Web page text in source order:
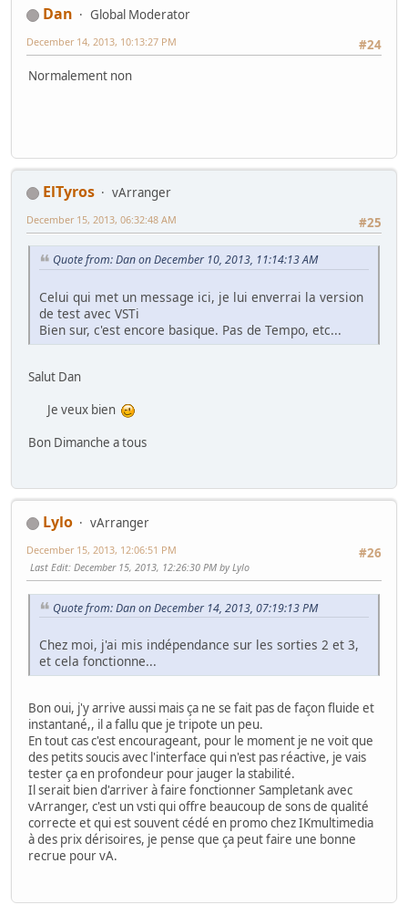
Dan
Global Moderator
#24
December 14, 2013, 10:13:27 PM
Normalement non
ElTyros
vArranger
#25
December 15, 2013, 06:32:48 AM
Quote from: Dan on December 10, 2013, 11:14:13 AM
Celui qui met un message ici, je lui enverrai la version
de test avec VSTi
Bien sur, c'est encore basique. Pas de Tempo, etc...
Salut Dan
Je veux bien
Bon Dimanche a tous
Lylo
vArranger
#26
December 15, 2013, 12:06:51 PM
Last Edit: December 15, 2013, 12:26:30 PM by Lylo
Quote from: Dan on December 14, 2013, 07:19:13 PM
Chez moi, j'ai mis indépendance sur les sorties 2 et 3,
et cela fonctionne...
Bon oui, j'y arrive aussi mais ça ne se fait pas de façon fluide et
instantané,, il a fallu que je tripote un peu.
En tout cas c'est encourageant, pour le moment je ne voit que
des petits soucis avec l'interface qui n'est pas réactive, je vais
tester ça en profondeur pour jauger la stabilité.
Il serait bien d'arriver à faire fonctionner Sampletank avec
vArranger, c'est un vsti qui offre beaucoup de sons de qualité
correcte et qui est souvent cédé en promo chez IKmultimedia
à des prix dérisoires, je pense que ça peut faire une bonne
recrue pour vA.